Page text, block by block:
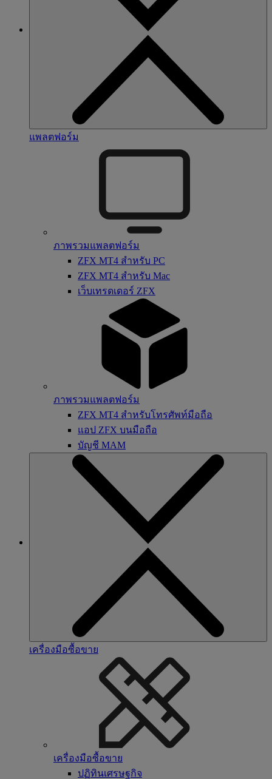
แพลตฟอร์ม
ภาพรวมแพลตฟอร์ม
ZFX MT4 สำหรับ PC
ZFX MT4 สำหรับ Mac
เว็บเทรดเดอร์ ZFX
ภาพรวมแพลตฟอร์ม
ZFX MT4 สำหรับโทรศัพท์มือถือ
แอป ZFX บนมือถือ
บัญชี MAM
เครื่องมือซื้อขาย
เครื่องมือซื้อขาย
ปฏิทินเศรษฐกิจ